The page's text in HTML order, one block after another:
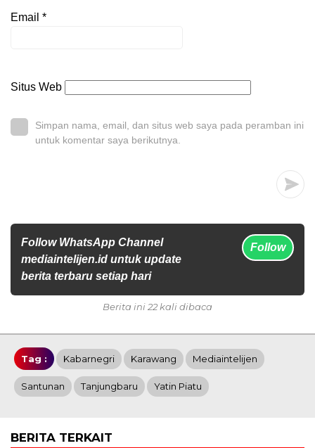
Email *
Situs Web
Simpan nama, email, dan situs web saya pada peramban ini
untuk komentar saya berikutnya.
Follow WhatsApp Channel
mediaintelijen.id untuk update
berita terbaru setiap hari
Follow
Berita ini 22 kali dibaca
Tag : Kabarnegri Karawang Mediaintelijen
Santunan Tanjungbaru Yatin Piatu
BERITA TERKAIT